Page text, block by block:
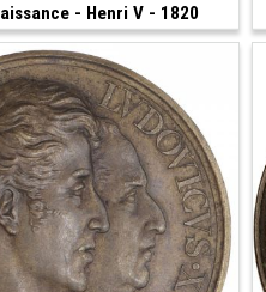
- Henri V - 1820